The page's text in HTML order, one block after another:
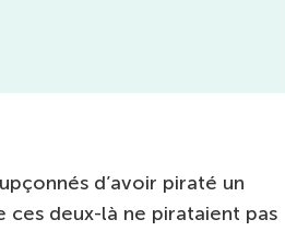
d’avoir piraté un
deux-là ne pirataient pas